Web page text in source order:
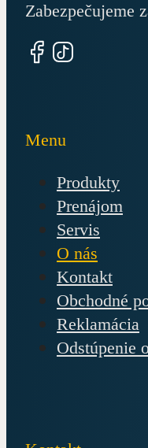
Zabezpečujeme
Menu
Produkty
Prenájom
Servis
O nás
Kontakt
Obchodné
Reklamácia
Odstúpenie